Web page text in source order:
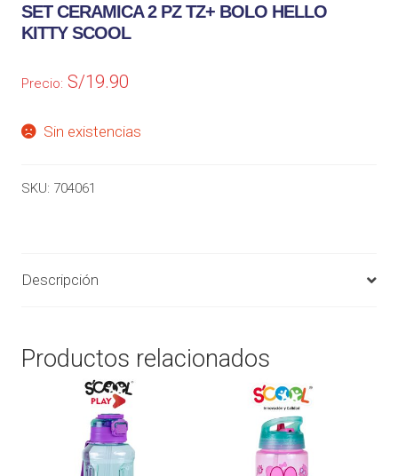
SET CERAMICA 2 PZ TZ+ BOLO HELLO
KITTY SCOOL
Precio: S/19.90
Sin existencias
SKU: 704061
Descripción
Productos relacionados